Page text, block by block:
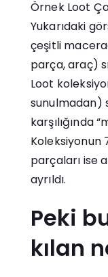
Örnek Loot
Yukarıdaki
çeşitli
parça, araç)
Loot
sunulmadan)
karşılığında
Koleksiyonun
parçaları ise
ayrıldı.
Peki
kılan